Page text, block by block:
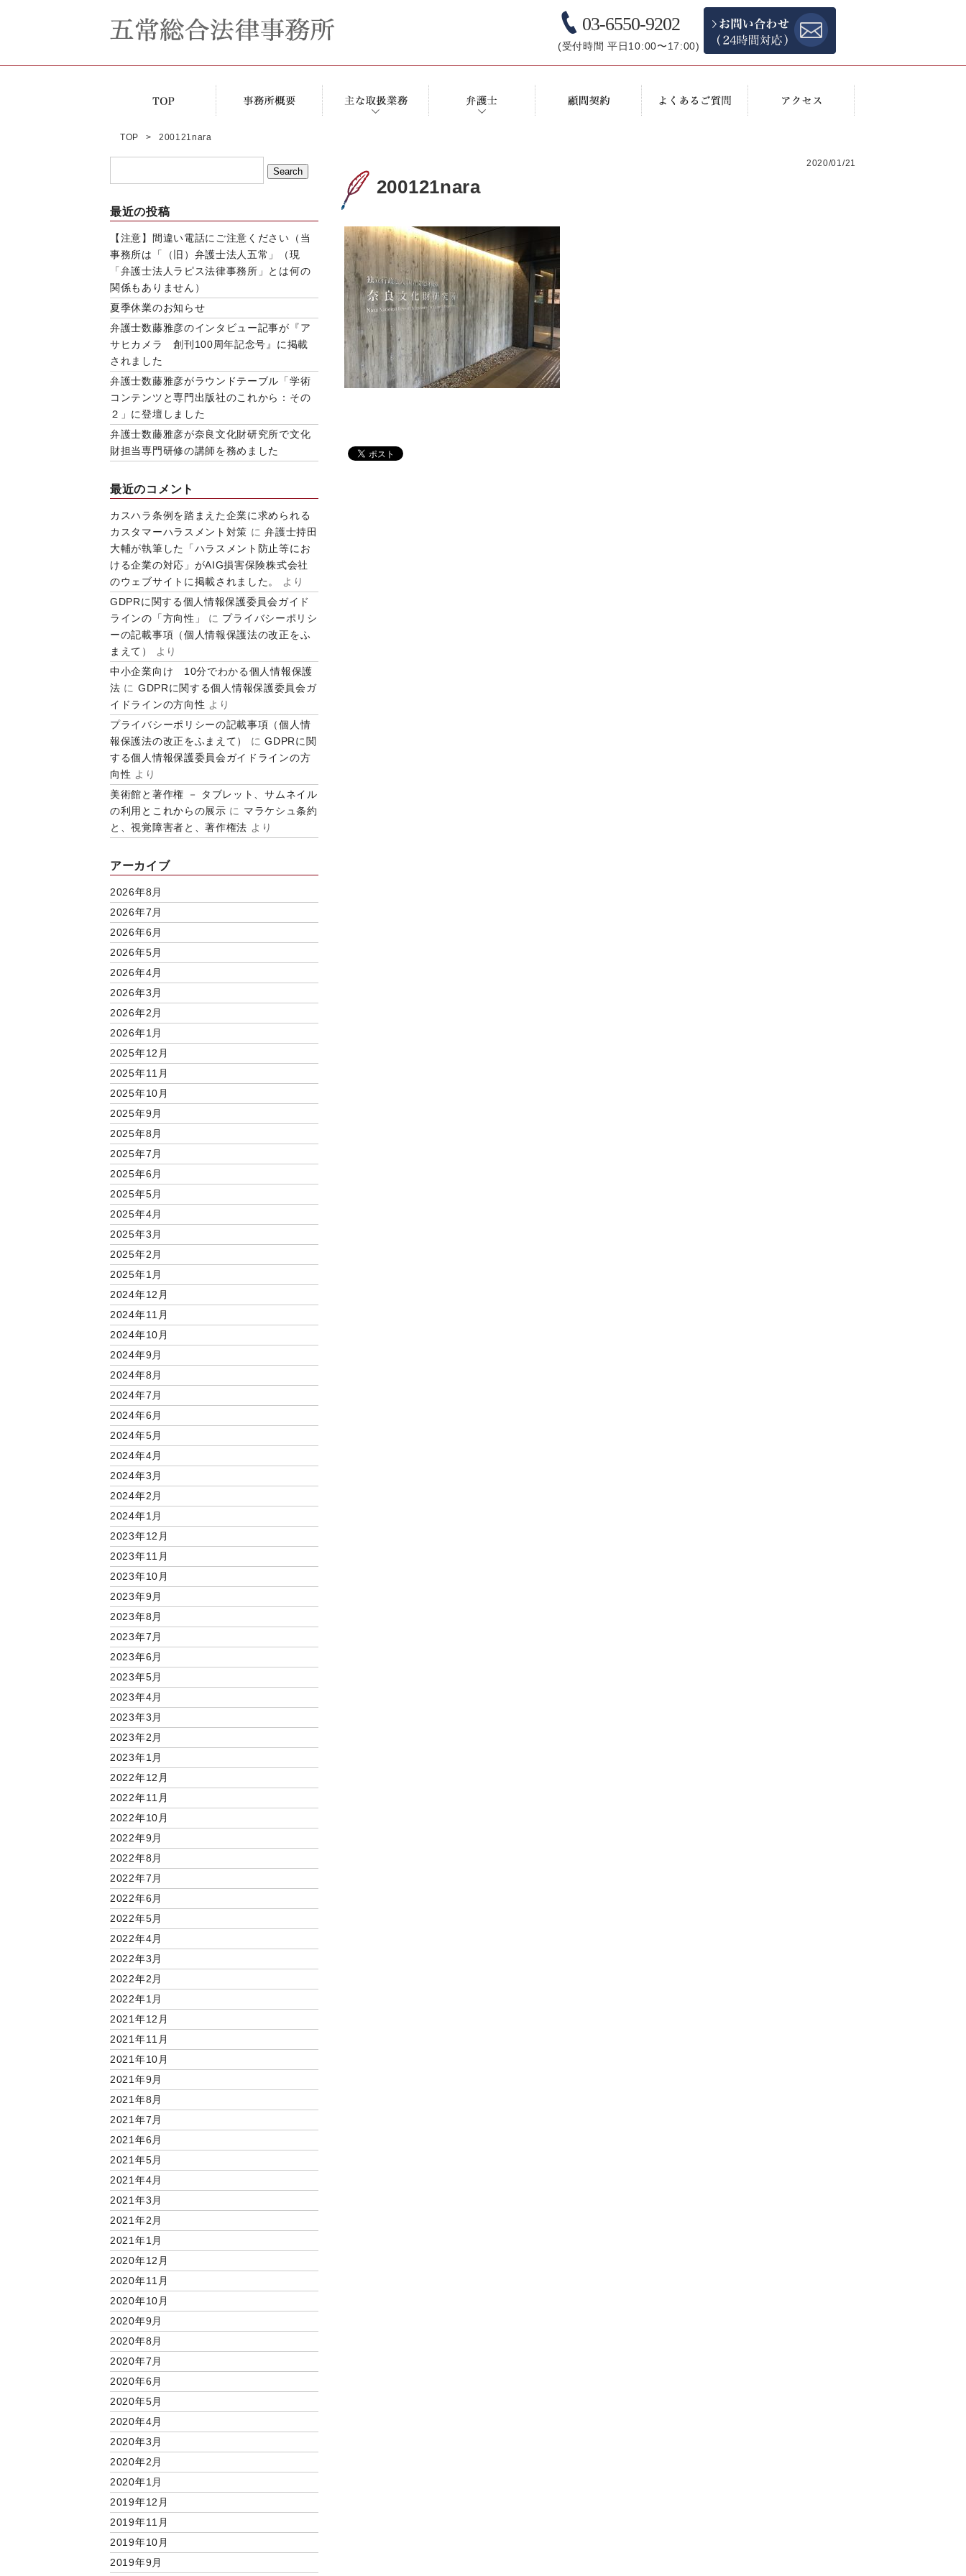
03-6550-9202
(受付時間 平日10:00〜17:00)
TOP 200121nara
最近の投稿
【注意】間違い電話にご注意ください（当
事務所は「（旧）弁護士法人五常」（現
「弁護士法人ラピス法律事務所」とは何の
関係もありません）
夏季休業のお知らせ
弁護士数藤雅彦のインタビュー記事が『ア
サヒカメラ 創刊100周年記念号』に掲載
されました
弁護士数藤雅彦がラウンドテーブル「学術
コンテンツと専門出版社のこれから：その
２」に登壇しました
弁護士数藤雅彦が奈良文化財研究所で文化
財担当専門研修の講師を務めました
最近のコメント
カスハラ条例を踏まえた企業に求められる
カスタマーハラスメント対策 に弁護士持田
大輔が執筆した「ハラスメント防止等にお
ける企業の対応」がAIG損害保険株式会社
のウェブサイトに掲載されました。
より
GDPRに関する個人情報保護委員会ガイド
ラインの「方向性」
に プライバシーポリシ
ーの記載事項（個人情報保護法の改正をふ
まえて）
より
中小企業向け 10分でわかる個人情報保護
法 に GDPRに関する個人情報保護委員会ガ
イドラインの方向性 より
プライバシーポリシーの記載事項（個人情
報保護法の改正をふまえて）
にGDPRに関
する個人情報保護委員会ガイドラインの方
向性 より
美術館と著作権 － タブレット、サムネイル
の利用とこれからの展示 に マラケシュ条約
と、視覚障害者と、著作権法 より
アーカイブ
2026年8月
2026年7月
2026年6月
2026年5月
2026年4月
2026年3月
2026年2月
2026年1月
2025年12月
2025年11月
2025年10月
2025年9月
2025年8月
2025年7月
2025年6月
2025年5月
2025年4月
2025年3月
2025年2月
2025年1月
2024年12月
2024年11月
2024年10月
2024年9月
2024年8月
2024年7月
2024年6月
2024年5月
2024年4月
2024年3月
2024年2月
2024年1月
2023年12月
2023年11月
2023年10月
2023年9月
2023年8月
2023年7月
2023年6月
2023年5月
2023年4月
2023年3月
2023年2月
2023年1月
2022年12月
2022年11月
2022年10月
2022年9月
2022年8月
2022年7月
2022年6月
2022年5月
2022年4月
2022年3月
2022年2月
2022年1月
2021年12月
2021年11月
2021年10月
2021年9月
2021年8月
2021年7月
2021年6月
2021年5月
2021年4月
2021年3月
2021年2月
2021年1月
2020年12月
2020年11月
2020年10月
2020年9月
2020年8月
2020年7月
2020年6月
2020年5月
2020年4月
2020年3月
2020年2月
2020年1月
2019年12月
2019年11月
2019年10月
2019年9月
2020/01/21
200121nara